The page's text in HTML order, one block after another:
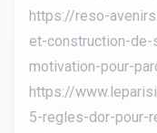
https://reso-
et-construction-
motivation-pour-
https://
5-regles-dor-pour-